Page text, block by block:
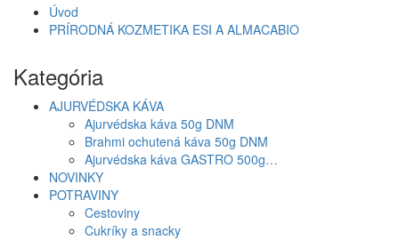
Úvod
PRÍRODNÁ KOZMETIKA ESI A ALMACABIO
Kategória
AJURVÉDSKA KÁVA
Ajurvédska káva 50g DNM
Brahmi ochutená káva 50g DNM
Ajurvédska káva GASTRO 500g…
NOVINKY
POTRAVINY
Cestoviny
Cukríky a snacky